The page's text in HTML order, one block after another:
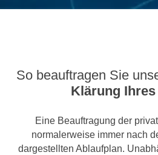
So beauftragen Sie
Klärung
Eine Beauftragung der
normalerweise immer nach
dargestellten Ablaufplan.